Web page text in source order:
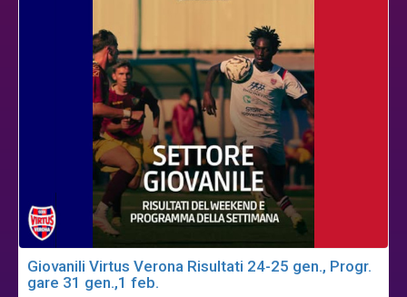
Giovanili Virtus Verona Risultati 24-25 gen., Progr.
gare 31 gen.,1 feb.